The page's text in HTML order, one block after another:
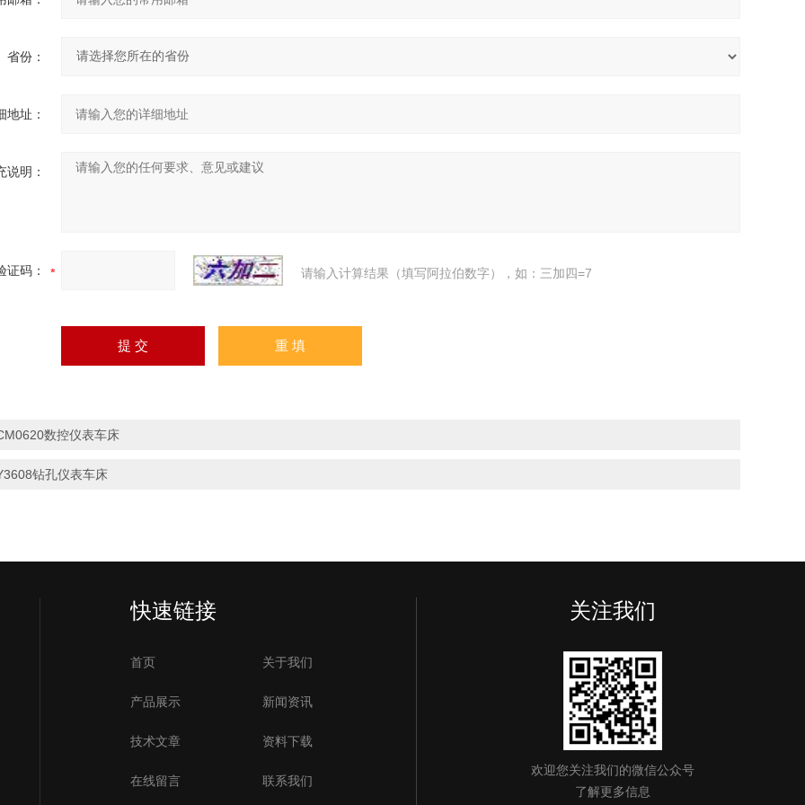
省份：
地址：
说明：
证码： 请输入计算结果（填写阿拉伯数字），如：三加四=7
数控仪表车床
钻孔仪表车床
快速链接
首页 关于我们
产品展示 新闻资讯
技术文章 资料下载
在线留言 联系我们
关注我们
欢迎您关注我们的微信公众号
了解更多信息